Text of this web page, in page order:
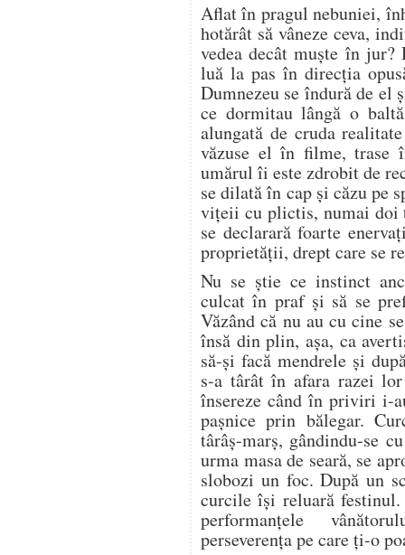
Aflat în pragul nebuniei,
hotărât să vâneze ceva,
vedea decât muşte în
luă la pas în direcţia
Dumnezeu se îndură de el
ce dormitau lângă o
alungată de cruda
văzuse el în filme,
umărul îi este zdrobit de
se dilată în cap şi căzu pe
viţeii cu plictis, numai doi
se declarară foarte
proprietăţii, drept care se
Nu se ştie ce instinct
culcat în praf şi să se
Văzând că nu au cu cine
însă din plin, aşa, ca
să-şi facă mendrele şi
s-a târât în afara razei lor
însereze când în priviri i-
paşnice prin bălegar.
târâş-marş, gândindu-se
urma masa de seară, se
slobozi un foc. După un
curcile îşi reluară festinul.
performanţele
perseverenţa pe care ţi-o